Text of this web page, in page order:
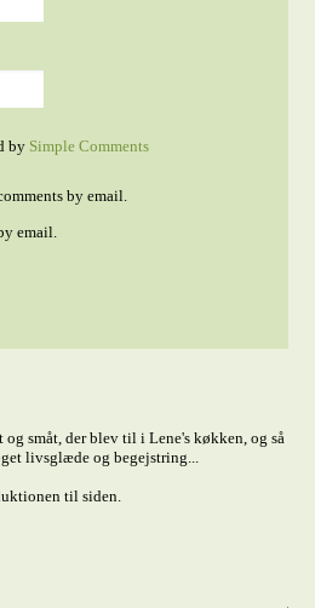
by Simple Comments
by email.
email.
småt, der blev til i Lene's køkken, og så
livsglæde og begejstring...
til siden.